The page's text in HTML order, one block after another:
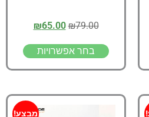
₪79.00
₪65.00
בחר אפשרויות
מבצע!